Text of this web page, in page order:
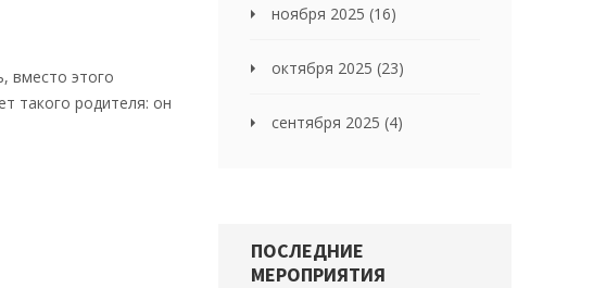
вместо этого
такого родителя: он
ноября 2025 (16)
октября 2025 (23)
сентября 2025 (4)
ПОСЛЕДНИЕ
МЕРОПРИЯТИЯ